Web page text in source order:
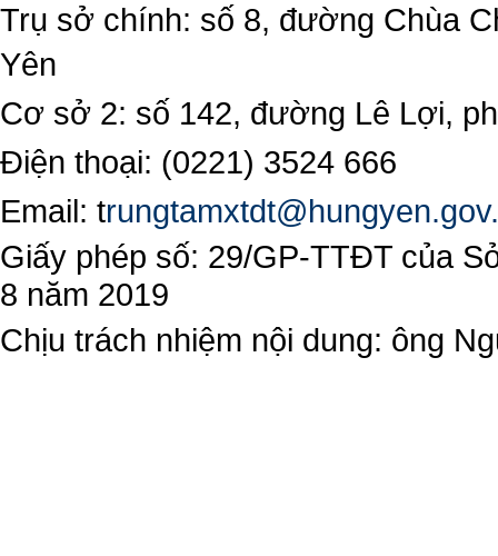
Trụ sở chính: số 8, đường Chùa
Yên
Cơ sở 2: số 142, đường Lê Lợi,
Điện thoại: (0221) 3524 666
Email: t
Giấy phép số: 29/GP-TTĐT của
8 năm 2019
Chịu trách nhiệm nội dung: ông